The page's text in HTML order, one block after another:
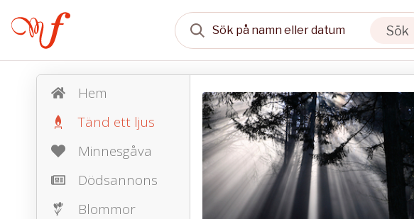
Sök
Hem
Tänd ett ljus
Minnesgåva
Dödsannons
Blommor